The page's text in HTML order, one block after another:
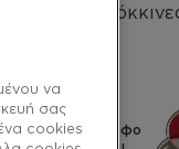
λεπτές
Ομοιόμορφο
χρώμα και
να
σας
cookies